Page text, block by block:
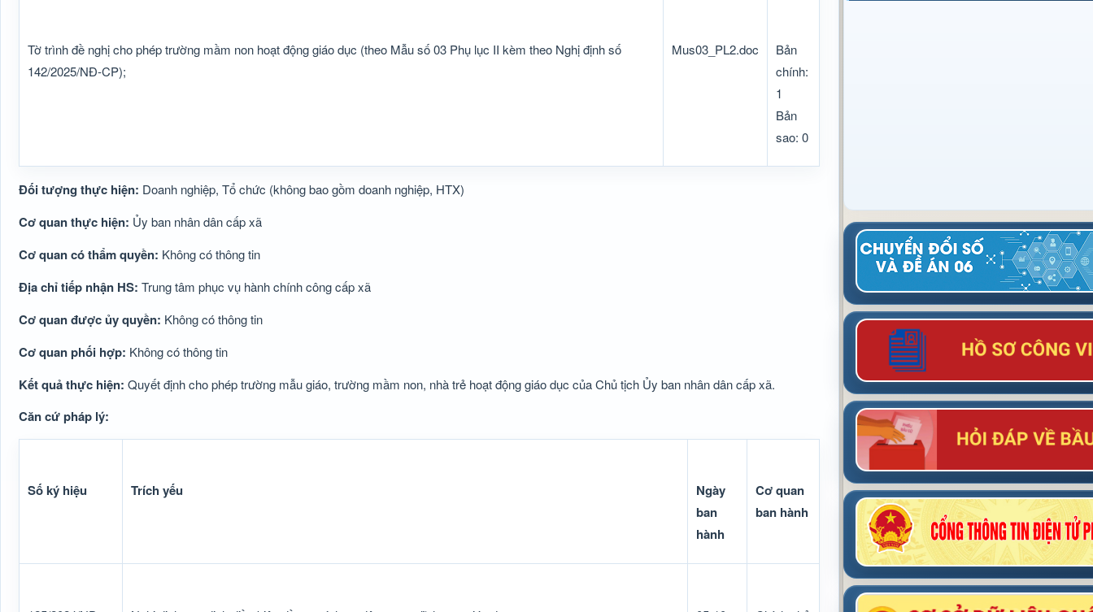
Tờ trình đề nghị cho phép trường mầm non hoạt động giáo dục (theo Mẫu số 03 Phụ lục II kèm theo Nghị định số
142/2025/NĐ-CP);
Mus03_PL2.doc
Bản
chính:
1
Bản
sao: 0
Đối tượng thực hiện: Doanh nghiệp, Tổ chức (không bao gồm doanh nghiệp, HTX)
Cơ quan thực hiện: Ủy ban nhân dân cấp xã
Cơ quan có thẩm quyền: Không có thông tin
Địa chỉ tiếp nhận HS: Trung tâm phục vụ hành chính công cấp xã
Cơ quan được ủy quyền: Không có thông tin
Cơ quan phối hợp: Không có thông tin
Kết quả thực hiện: Quyết định cho phép trường mẫu giáo, trường mầm non, nhà trẻ hoạt động giáo dục của Chủ tịch Ủy ban nhân dân cấp xã.
Căn cứ pháp lý:
Số ký hiệu Trích yếu
Ngày
ban
hành
Cơ quan
ban hành